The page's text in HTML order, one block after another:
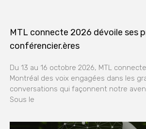
MTL connecte 2026 dévoile ses
conférencier.ères
Du 13 au 16 octobre 2026, MTL
Montréal des voix engagées dans les
conversations qui façonnent notre
Sous le